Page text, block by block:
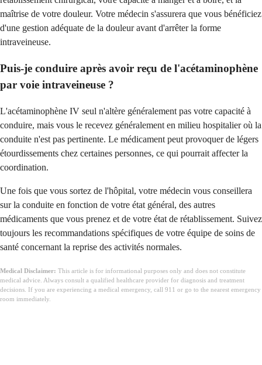
maîtrise de votre douleur. Votre médecin s'assurera que vous bénéficiez
d'une gestion adéquate de la douleur avant d'arrêter la forme
intraveineuse.
Puis-je conduire après avoir reçu de l'acétaminophène
par voie intraveineuse ?
L'acétaminophène IV seul n'altère généralement pas votre capacité à
conduire, mais vous le recevez généralement en milieu hospitalier où la
conduite n'est pas pertinente. Le médicament peut provoquer de légers
étourdissements chez certaines personnes, ce qui pourrait affecter la
coordination.
Une fois que vous sortez de l'hôpital, votre médecin vous conseillera
sur la conduite en fonction de votre état général, des autres
médicaments que vous prenez et de votre état de rétablissement. Suivez
toujours les recommandations spécifiques de votre équipe de soins de
santé concernant la reprise des activités normales.
Medical Disclaimer: This article is for informational purposes only and does not constitute
medical advice. Always consult a qualified healthcare provider for diagnosis and treatment
decisions. If you are experiencing a medical emergency, call 911 or go to the nearest emergency
room immediately.